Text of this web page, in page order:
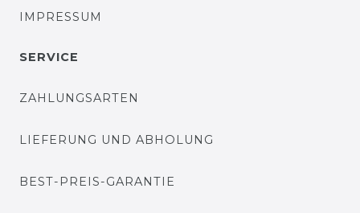
IMPRESSUM
SERVICE
ZAHLUNGSARTEN
LIEFERUNG UND ABHOLUNG
BEST-PREIS-GARANTIE